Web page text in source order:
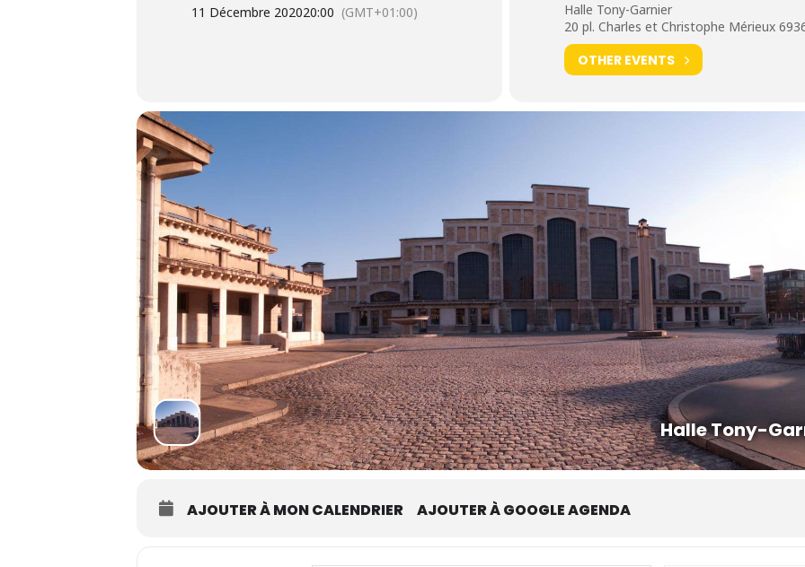
11 Décembre 202020:00 (GMT+01:00)
Halle Tony-Garnier
20 pl. Charles et Christophe Mérieux
OTHER EVENTS
Halle Tony-
AJOUTER À MON CALENDRIER AJOUTER À GOOGLE AGENDA